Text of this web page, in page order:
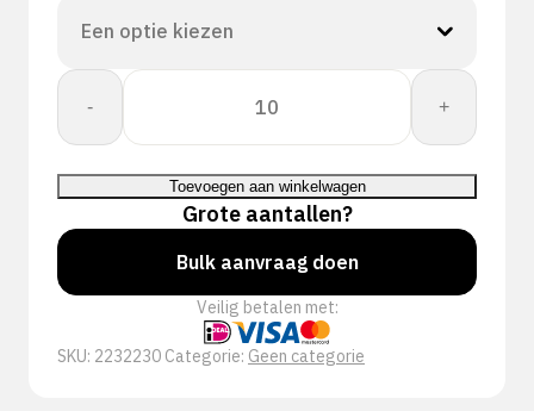
-
PERFECT
GLOVE
POLYTRIL
aantal
+
Toevoegen aan winkelwagen
Grote aantallen?
Bulk aanvraag doen
Veilig betalen met:
SKU: 2232230 Categorie: Geen categorie